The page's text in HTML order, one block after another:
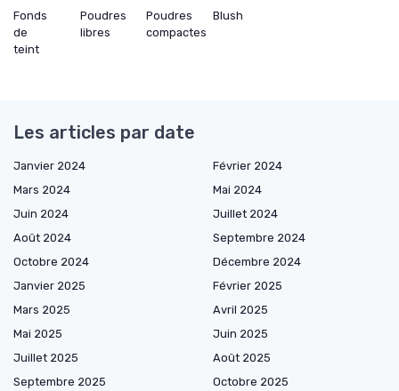
Fonds
de
teint
Poudres
libres
Poudres
compactes
Blush
Les articles par date
Janvier 2024
Février 2024
Mars 2024
Mai 2024
Juin 2024
Juillet 2024
Août 2024
Septembre 2024
Octobre 2024
Décembre 2024
Janvier 2025
Février 2025
Mars 2025
Avril 2025
Mai 2025
Juin 2025
Juillet 2025
Août 2025
Septembre 2025
Octobre 2025